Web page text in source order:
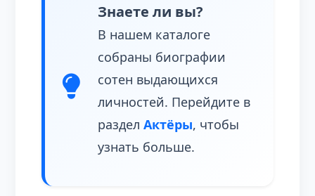
Знаете ли вы?
В нашем каталоге
собраны биографии
сотен выдающихся
личностей. Перейдите в
разделАктёры, чтобы
узнать больше.